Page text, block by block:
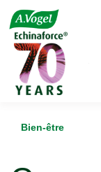
Accueil
Comment soigner
Bien-être